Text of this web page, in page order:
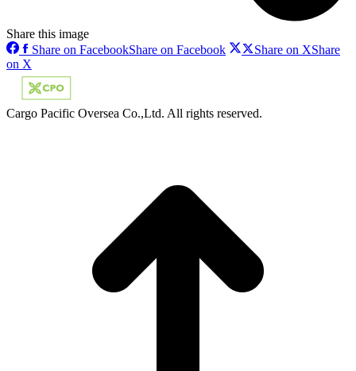
Share this image
Share on FacebookShare on Facebook Share on XShare
on X
Cargo Pacific Oversea Co.,Ltd. All rights reserved.